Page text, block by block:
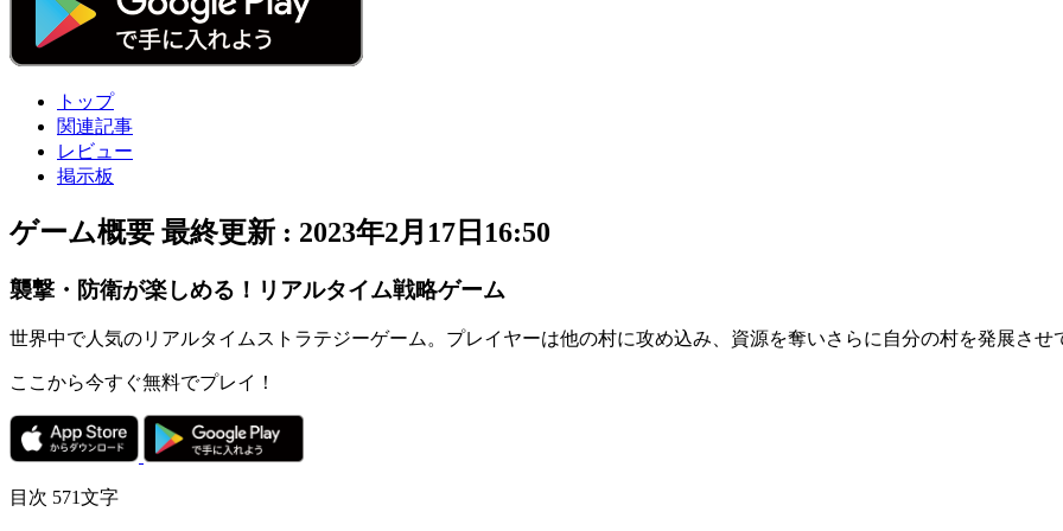
トップ
関連記事
レビュー
掲示板
ゲーム概要 最終更新 : 2023年2月17日16:50
襲撃・防衛が楽しめる！リアルタイム戦略ゲーム
世界中で人気のリアルタイムストラテジーゲーム。 プレイヤーは他の村に攻め込み、資源を奪いさらに自分の村を発展させ
ここから今すぐ無料でプレイ！
目次 571文字